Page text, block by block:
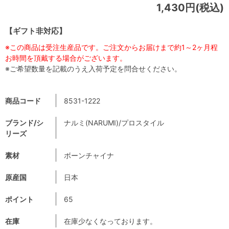
【ギフト非対応】
1,430円(税込)
商品コード 8531-1222
ブランド/シ
リーズ
ナルミ(NARUMI)/プロスタイル
素材 ボーンチャイナ
原産国 日本
ポイント 65
在庫 在庫少なくなっております。
※この商品は受注生産品です。ご注文からお届けまで約1～2ヶ月程
お時間を頂戴する場合がございます。
※ご希望数量を記載のうえ入荷予定を問合せください。